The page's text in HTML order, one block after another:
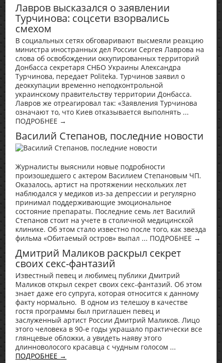
Лавров высказался о заявлении
Турчинова: соцсети взорвались
смехом
В социальных сетях обговаривают высмеяли реакцию
министра иностранных дел России Сергея Лаврова на
слова об освобождении оккупированных территорий
Донбасса секретаря СНБО Украины Александра
Турчинова, передает Politeka. Турчинов заявил о
деоккупации временно неподконтрольной
украинскому правительству территории Донбасса.
Лавров же отреагировал так: «Заявления Турчинова
означают то, что Киев отказывается выполнять ...
ПОДРОБНЕЕ →
Василий Степанов, последние новости
Журналисты выяснили новые подробности
произошедшего с актером Василием Степановым ЧП.
Оказалось, артист на протяжении нескольких лет
наблюдался у медиков из-за депрессии и регулярно
принимал поддерживающие эмоциональное
состояние препараты. Последние семь лет Василий
Степанов стоит на учете в столичной медицинской
клинике. Об этом стало известно после того, как звезда
фильма «Обитаемый остров» выпал ... ПОДРОБНЕЕ →
Дмитрий Маликов раскрыл секрет
своих секс-фантазий
Известный певец и любимец публики Дмитрий
Маликов открыл секрет своих секс-фантазий. Об этом
знает даже его супруга, которая относится к данному
факту нормально. В одном из телешоу в качестве
гостя программы был приглашен певец и
заслуженный артист России Дмитрий Маликов. Лицо
этого человека в 90-е годы украшало практически все
глянцевые обложки, а увидеть наяву этого
длинноволосого красавца с чудным голосом ...
ПОДРОБНЕЕ →